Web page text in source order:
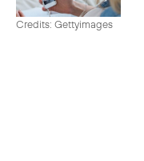
Credits: Gettyimages